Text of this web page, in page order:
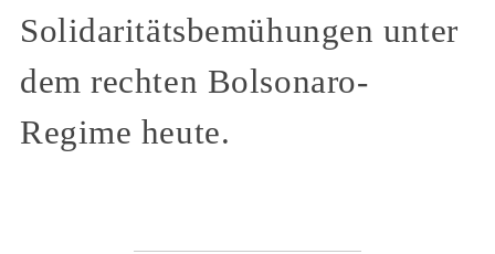
Solidaritätsbemühungen unter
dem rechten Bolsonaro-
Regime heute.